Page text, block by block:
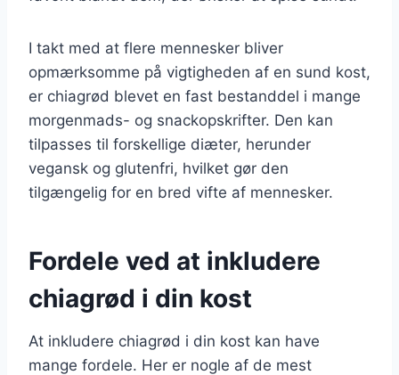
I takt med at flere mennesker bliver
opmærksomme på vigtigheden af en sund kost,
er chiagrød blevet en fast bestanddel i mange
morgenmads- og snackopskrifter. Den kan
tilpasses til forskellige diæter, herunder
vegansk og glutenfri, hvilket gør den
tilgængelig for en bred vifte af mennesker.
Fordele ved at inkludere
chiagrød i din kost
At inkludere chiagrød i din kost kan have
mange fordele. Her er nogle af de mest